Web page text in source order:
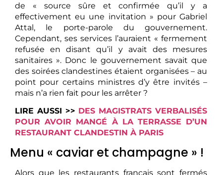
de « source sûre et confirmée qu’il y a
effectivement eu une invitation » pour Gabriel
Attal, le porte-parole du gouvernement.
Cependant, ses services l’auraient « fermement
refusée en disant qu’il y avait des mesures
sanitaires ». Donc le gouvernement savait que
des soirées clandestines étaient organisées – au
point pour certains ministres d’y être invités –
mais n’a rien fait pour les arrêter ?
LIRE AUSSI >> DES MAGISTRATS VERBALISÉS
POUR AVOIR MANGÉ À LA TERRASSE D’UN
RESTAURANT CLANDESTIN À PARIS
Menu « caviar et champagne » !
Alors que les restaurants français sont fermés